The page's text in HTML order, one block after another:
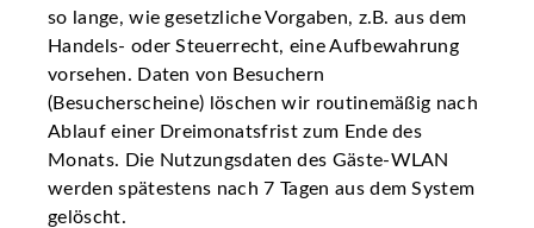
so lange, wie gesetzliche Vorgaben, z.B. aus dem
Handels- oder Steuerrecht, eine Aufbewahrung
vorsehen. Daten von Besuchern
(Besucherscheine) löschen wir routinemäßig nach
Ablauf einer Dreimonatsfrist zum Ende des
Monats. Die Nutzungsdaten des Gäste-WLAN
werden spätestens nach 7 Tagen aus dem System
gelöscht.